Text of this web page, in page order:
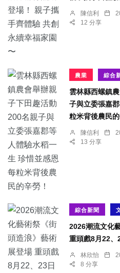
陳信利
12 分享
農業 綜合
雲林縣西螺鎮
子與立委張嘉
粒米背後農民的
陳信利
13 分享
綜合新聞
2026潮流文化
重頭戲8月22、
林欣怡
8 分享